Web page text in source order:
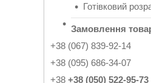
Готівковий
Замовлення
+38 (067) 839-92-14
+38 (095) 686-34-07
+38 +38 (050) 522-95-73